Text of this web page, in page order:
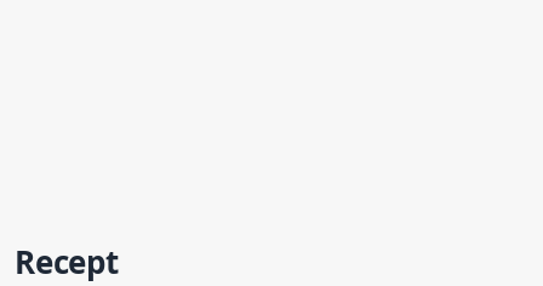
Recept